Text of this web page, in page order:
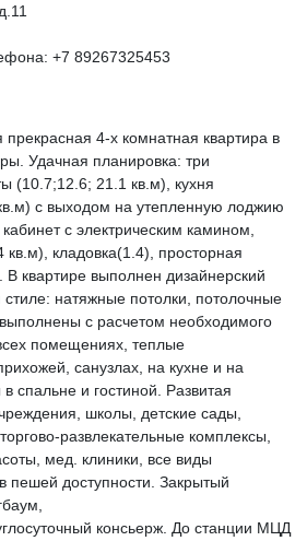
+7 89267325453
4-х комнатная квартира в
Удачная планировка: три
(10.7;12.6; 21.1 кв.м), кухня
с выходом на утепленную лоджию
с электрическим камином,
кв.м), кладовка(1.4), просторная
В квартире выполнен дизайнерский
натяжные потолки, потолочные
с расчетом необходимого
помещениях, теплые
санузлах, на кухне и на
спальне и гостиной. Развитая
школы, детские сады,
развлекательные комплексы,
мед. клиники, все виды
пешей доступности. Закрытый
консьерж. До станции МЦД